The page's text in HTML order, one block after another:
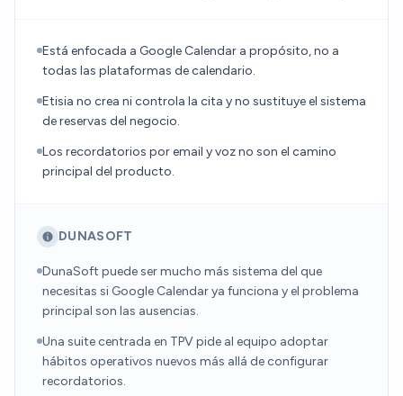
Está enfocada a Google Calendar a propósito, no a
todas las plataformas de calendario.
Etisia no crea ni controla la cita y no sustituye el sistema
de reservas del negocio.
Los recordatorios por email y voz no son el camino
principal del producto.
DUNASOFT
DunaSoft puede ser mucho más sistema del que
necesitas si Google Calendar ya funciona y el problema
principal son las ausencias.
Una suite centrada en TPV pide al equipo adoptar
hábitos operativos nuevos más allá de configurar
recordatorios.